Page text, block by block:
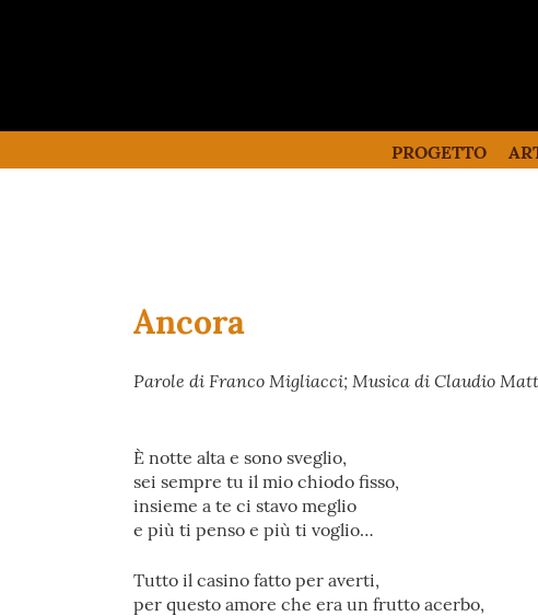
PROGETTO
Ancora
Parole di Franco Migliacci; Musica di Claudio
È notte alta e sono sveglio,
sei sempre tu il mio chiodo fisso,
insieme a te ci stavo meglio
e più ti penso e più ti voglio…
Tutto il casino fatto per averti,
per questo amore che era un frutto acerbo,